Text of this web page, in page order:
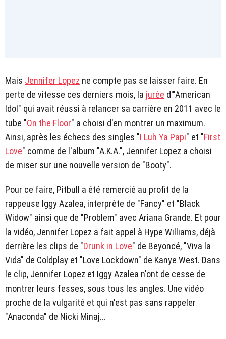
Mais Jennifer Lopez ne compte pas se laisser faire. En
perte de vitesse ces derniers mois, la jurée d'"American
Idol" qui avait réussi à relancer sa carrière en 2011 avec le
tube "On the Floor" a choisi d'en montrer un maximum.
Ainsi, après les échecs des singles "I Luh Ya Papi" et "First
Love" comme de l'album "A.K.A.", Jennifer Lopez a choisi
de miser sur une nouvelle version de "Booty".
Pour ce faire, Pitbull a été remercié au profit de la
rappeuse Iggy Azalea, interprète de "Fancy" et "Black
Widow" ainsi que de "Problem" avec Ariana Grande. Et pour
la vidéo, Jennifer Lopez a fait appel à Hype Williams, déjà
derrière les clips de "Drunk in Love" de Beyoncé, "Viva la
Vida" de Coldplay et "Love Lockdown" de Kanye West. Dans
le clip, Jennifer Lopez et Iggy Azalea n'ont de cesse de
montrer leurs fesses, sous tous les angles. Une vidéo
proche de la vulgarité et qui n'est pas sans rappeler
"Anaconda" de Nicki Minaj...